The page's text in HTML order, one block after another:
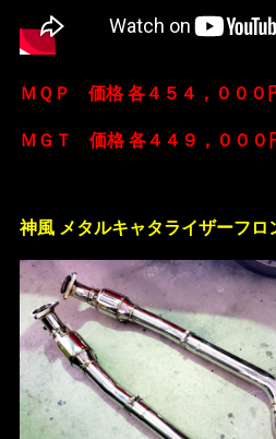
ＭＱＰ 価格 各４５４，０００
ＭＧＴ 価格 各４４９，０００
神風 メタルキャタライザーフロ